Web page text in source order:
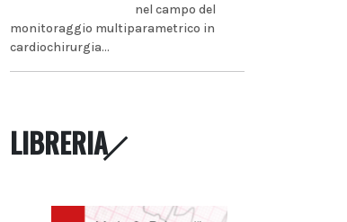
nel campo del
monitoraggio multiparametrico in
cardiochirurgia...
LIBRERIA